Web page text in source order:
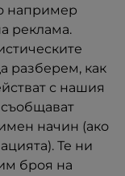
например
реклама.
разберем, как
с нашия
съобщават
начин (ако
Те ни
броя на